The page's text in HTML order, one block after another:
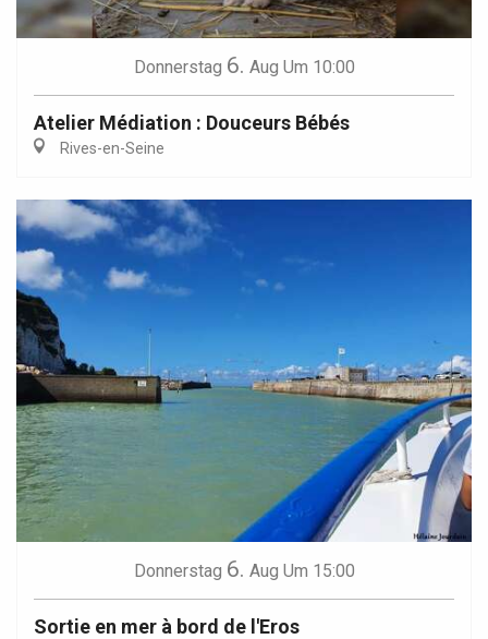
Donnerstag 6. Aug Um 10:00
Atelier Médiation : Douceurs Bébés
Rives-en-Seine
Donnerstag 6. Aug Um 15:00
Sortie en mer à bord de l'Eros